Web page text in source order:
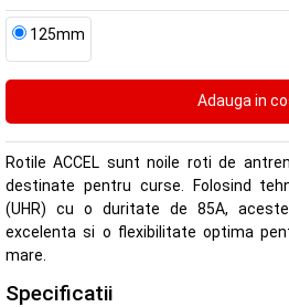
125mm
Rotile ACCEL sunt noile roti de
destinate pentru curse. Folosind
(UHR) cu o duritate de 85A,
excelenta si o flexibilitate optima
mare.
Specificatii